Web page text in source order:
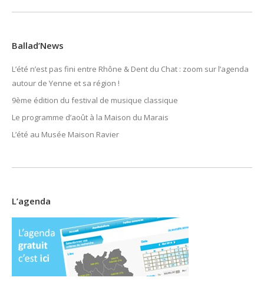
Ballad’News
L’été n’est pas fini entre Rhône & Dent du Chat : zoom sur l’agenda
autour de Yenne et sa région !
9ème édition du festival de musique classique
Le programme d’août à la Maison du Marais
L’été au Musée Maison Ravier
L’agenda